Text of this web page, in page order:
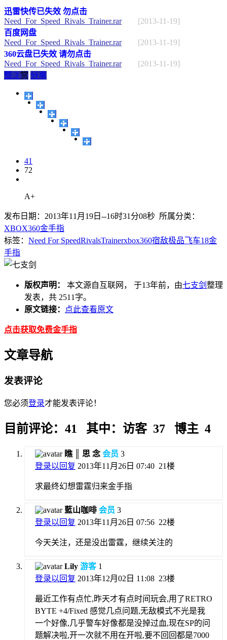
迅雷快传已失效 勿点击
Need_For_Speed_Rivals_Trainer.rar
[2013-11-19]
百度网盘
Need_For_Speed_Rivals_Trainer.rar
[2013-11-19]
360云盘已失效 请勿点击
Need_For_Speed_Rivals_Trainer.rar
[2013-11-19]
赞 3 赏 分享
41
72
A+
发布日期：2013年11月19日--16时31分08秒 所属分类：
XBOX360金手指
标签： Need For SpeedRivalsTrainerxbox360宿敌极品飞车18金
手指
版权声明： 本文源自互联网， 于13年前，由七支剑 整理
发表，共 2511字。
原文链接：
点此查看原文
点击获取免费金手指
文章导航
发表评论
您必须登录才能发表评论！
目前评论：41 其中：访客 37 博主 4
瞧 ║ 思 念会员 3
登录以回复 2013年11月26日 07:40 21楼
求最终幻想雷霆归来金手指
藍山咖啡 会员 3
登录以回复 2013年11月26日 07:56 22楼
今天关注，还是没出雷霆，继续关注的
Lily 游客 1
登录以回复 2013年12月02日 11:08 23楼
最近工作有点忙,昨天才有点时间玩会,用了RETRO
BYTE +4/Fixed 感觉几点问题,无敌模式不光是我
一个好像,几乎警车好像都是没掉过血,现在SP的问
题解决啦,开一次就不用在开啦,要不回回都是7000